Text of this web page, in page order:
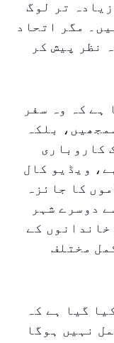
تر لوگ
مگر اتحاد
نظر پیش کر
ہے کہ وہ سفر
بلکہ
کاروباری
ویڈیو کال
کا جائزہ
دوسرے شہر
خاندانوں کے
مختلف
گیا ہے کہ
نہیں ہوگا